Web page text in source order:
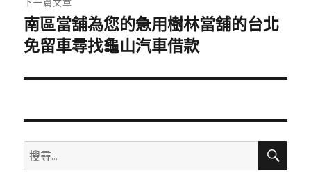
下
一
文
南區當舖為您的急用樹林當舖的台北
免留車尋找龜山汽車借款
搜
尋
搜